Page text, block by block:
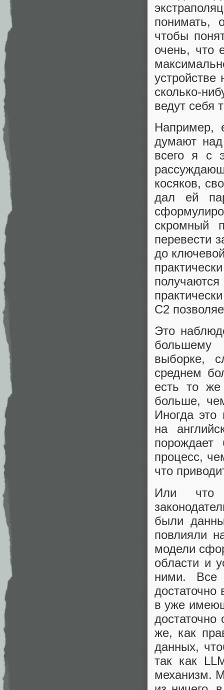
понимать,
чтобы
очень, что
сколько-
ведут себя
Например,
думают
всего я с
косяков,
дал ей
скромный
перевести
до
С2
Это
большему
выборке,
среднем
есть то же
больше,
Иногда это
на
процесс,
что
Или что
были
повлияли
модели
области и
ними. Все
в уже
же, как
данных,
так как
механизм.